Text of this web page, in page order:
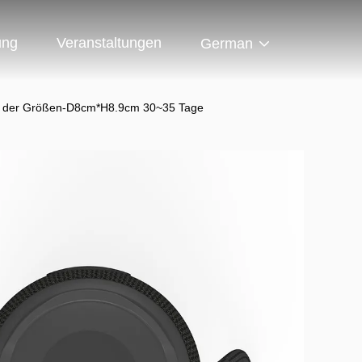
Veranstaltungen German
Größen-D8cm*H8.9cm 30~35 Tage